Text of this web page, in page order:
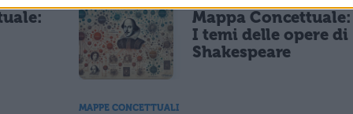
Mappa Concettuale:
I temi delle opere di
Shakespeare
MAPPE CONCETTUALI